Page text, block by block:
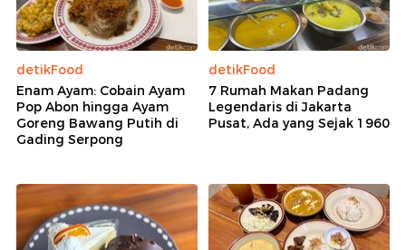
detikFood
Enam Ayam: Cobain Ayam
Pop Abon hingga Ayam
Goreng Bawang Putih di
Gading Serpong
detikFood
7 Rumah Makan Padang
Legendaris di Jakarta
Pusat, Ada yang Sejak 1960